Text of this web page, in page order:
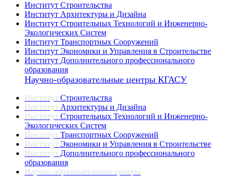
Институт Строительства
Институт Архитектуры и Дизайна
Институт Строительных Технологий и Инженерно-
Экологических Систем
Институт Транспортных Сооружений
Институт Экономики и Управления в Строительстве
Институт Дополнительного профессионального
образования
Научно-образовательные центры КГАСУ
Институт Строительства
Институт Архитектуры и Дизайна
Институт Строительных Технологий и Инженерно-
Экологических Систем
Институт Транспортных Сооружений
Институт Экономики и Управления в Строительстве
Институт Дополнительного профессионального
образования
Научно-образовательные центры